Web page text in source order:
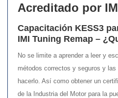
Acreditado por
Capacitación KESS3
IMI Tuning Remap –
No se limite a aprender a leer y
métodos correctos y seguros y
hacerlo. Así como obtener un
de la Industria del Motor para la